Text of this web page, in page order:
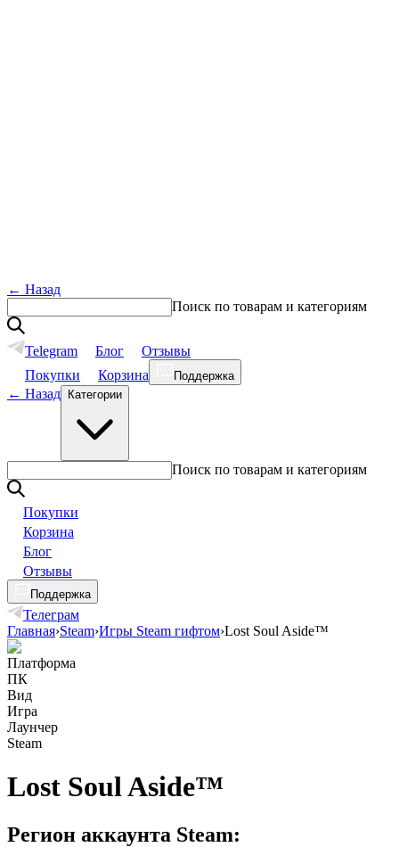
← Назад
Поиск по товарам и категориям
Telegram Блог
Отзывы
Покупки
Корзина Поддержка
← Назад Категории
Поиск по товарам и категориям
Покупки
Корзина
Блог
Отзывы
Поддержка
Телеграм
Главная›Steam›Игры Steam гифтом›Lost Soul Aside™
Платформа
ПК
Вид
Игра
Лаунчер
Steam
Lost Soul Aside™
Регион аккаунта Steam: